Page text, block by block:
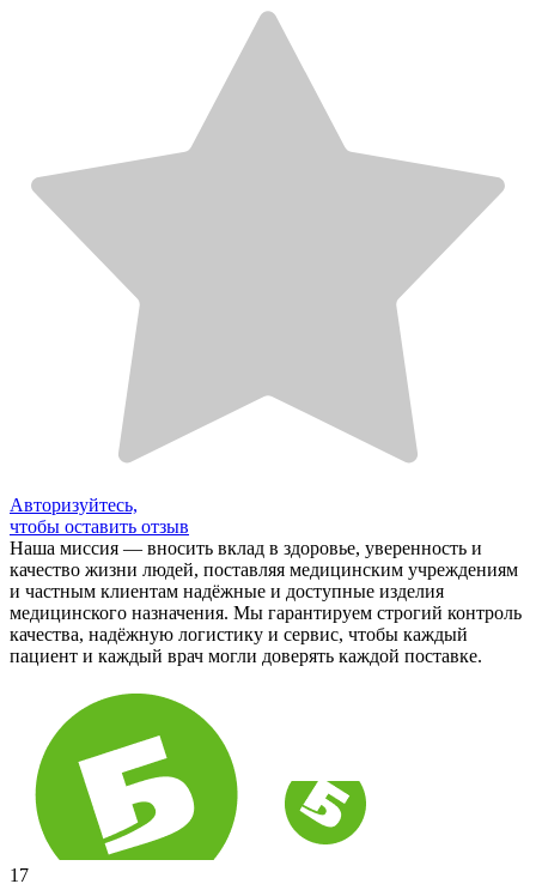
Авторизуйтесь,
чтобы оставить отзыв
Наша миссия — вносить вклад в здоровье, уверенность и
качество жизни людей, поставляя медицинским учреждениям
и частным клиентам надёжные и доступные изделия
медицинского назначения. Мы гарантируем строгий контроль
качества, надёжную логистику и сервис, чтобы каждый
пациент и каждый врач могли доверять каждой поставке.
17